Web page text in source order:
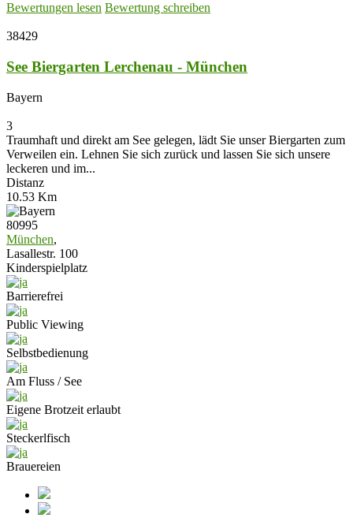
Bewertungen lesen Bewertung schreiben
38429
See Biergarten Lerchenau - München
Bayern
3
Traumhaft und direkt am See gelegen, lädt Sie unser Biergarten zum
Verweilen ein. Lehnen Sie sich zurück und lassen Sie sich unsere
leckeren und im...
Distanz
10.53 Km
80995
München,
Lasallestr. 100
Kinderspielplatz
Barrierefrei
Public Viewing
Selbstbedienung
Am Fluss / See
Eigene Brotzeit erlaubt
Steckerlfisch
Brauereien